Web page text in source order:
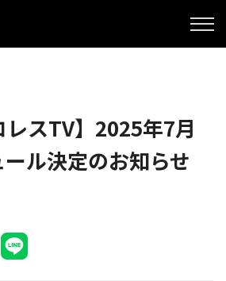
レスTV】2025年7月
ル決定のお知らせ